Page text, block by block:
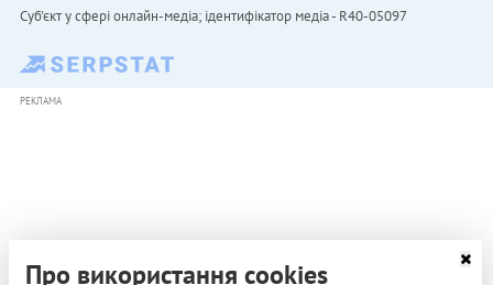
Cуб'єкт у сфері онлайн-медіа; ідентифікатор медіа - R40-05097
РЕКЛАМА
Про використання cookies